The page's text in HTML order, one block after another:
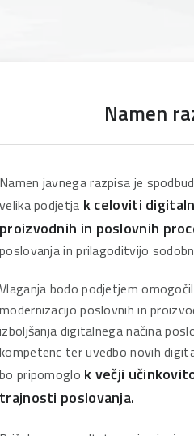
Namen
Namen javnega razpisa je
velika podjetja k celoviti
proizvodnih in poslovnih
poslovanja in prilagoditvijo
Vlaganja bodo podjetjem
modernizacijo poslovnih in
izboljšanja digitalnega načina
kompetenc ter uvedbo novih
bo pripomoglo k večji
trajnosti poslovanja.